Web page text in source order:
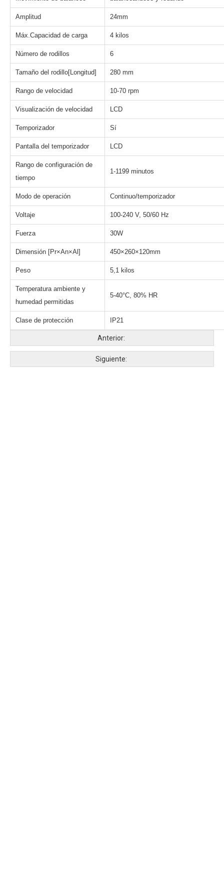
Amplitud 24mm
Máx.Capacidad de carga 4 kilos
Número de rodillos 6
Tamaño del rodillo[Longitud] 280 mm
Rango de velocidad 10-70 rpm
Visualización de velocidad LCD
Temporizador Sí
Pantalla del temporizador LCD
Rango de configuración de
tiempo
1-1199 minutos
Modo de operación Continuo/temporizador
Voltaje 100-240 V, 50/60 Hz
Fuerza 30W
Dimensión [Pr×An×Al] 450×260×120mm
Peso 5,1 kilos
Temperatura ambiente y
humedad permitidas
5-40°C, 80% HR
Clase de protección IP21
Anterior:
Siguiente: